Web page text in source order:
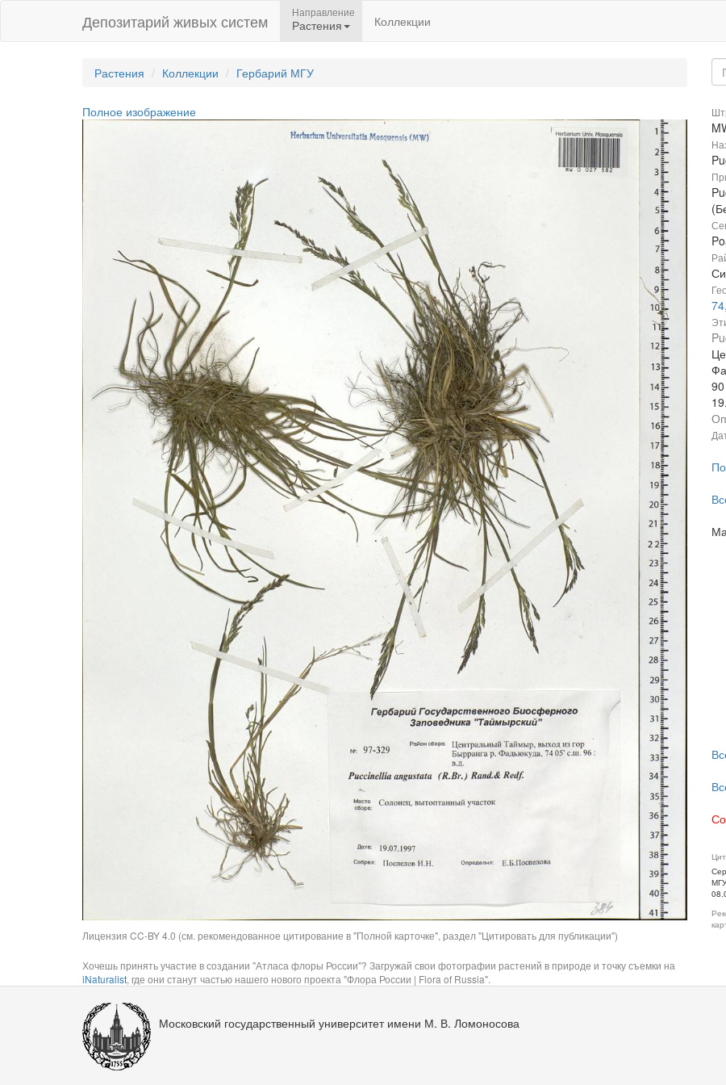
Депозитарий живых систем Направление
Растения Коллекции
Растения Коллекции Гербарий МГУ
Полное изображение
Лицензия CC-BY 4.0 (см. рекомендованное цитирование в "Полной карточке", раздел "Цитировать для публикации")
Хочешь принять участие в создании "Атласа флоры России"? Загружай свои фотографии растений в природе и точку съемки на
iNaturalist, где они станут частью нашего нового проекта "Флора России | Flora of Russia".
Московский государственный университет имени М. В. Ломоносова